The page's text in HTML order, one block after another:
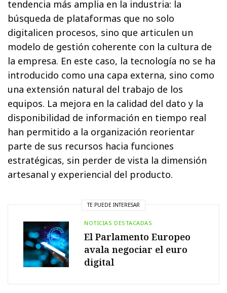
tendencia más amplia en la industria: la
búsqueda de plataformas que no solo
digitalicen procesos, sino que articulen un
modelo de gestión coherente con la cultura de
la empresa. En este caso, la tecnología no se ha
introducido como una capa externa, sino como
una extensión natural del trabajo de los
equipos. La mejora en la calidad del dato y la
disponibilidad de información en tiempo real
han permitido a la organización reorientar
parte de sus recursos hacia funciones
estratégicas, sin perder de vista la dimensión
artesanal y experiencial del producto.
TE PUEDE INTERESAR
NOTICIAS DESTACADAS
El Parlamento Europeo
avala negociar el euro
digital